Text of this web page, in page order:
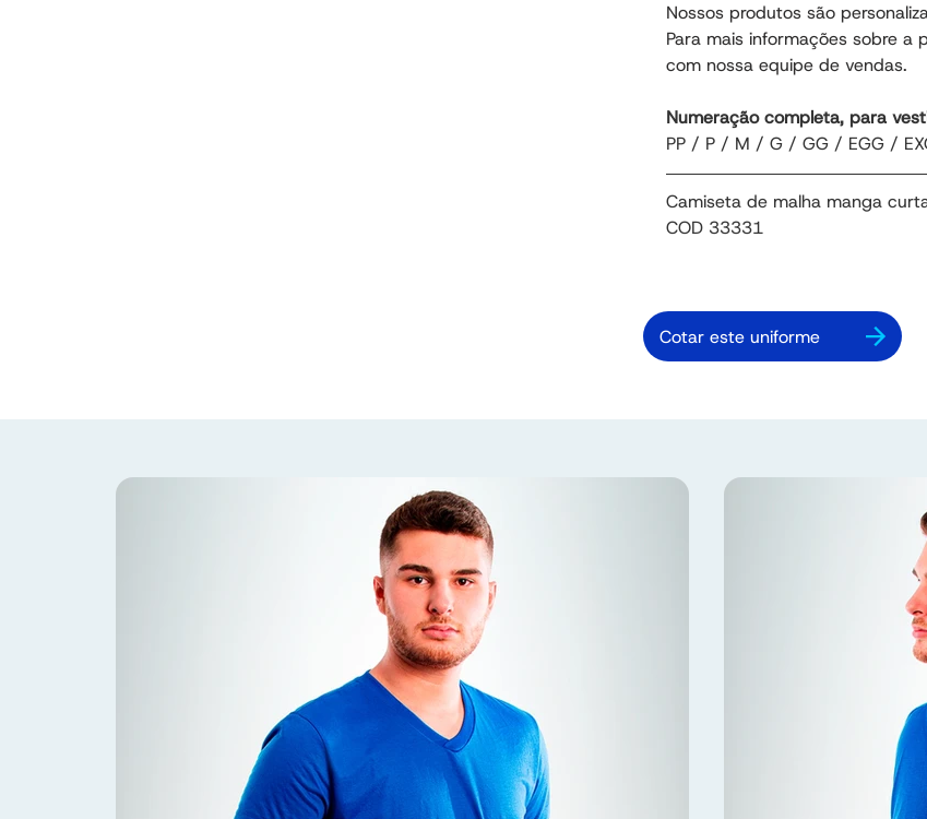
Nossos produtos são
Para mais informações sobre a
com nossa equipe de vendas.
Numeração completa, para
PP / P / M / G / GG / EGG /
Camiseta de malha manga
COD 33331
Cotar este uniforme